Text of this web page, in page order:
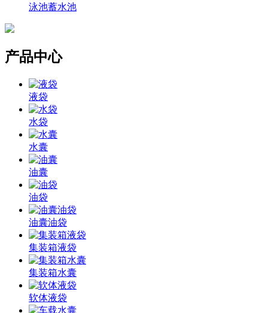
泳池蓄水池
产品中心
液袋
水袋
水囊
油囊
油袋
油囊油袋
集装箱液袋
集装箱水囊
软体液袋